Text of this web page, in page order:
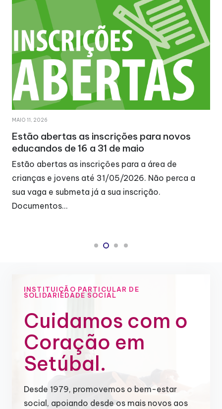
MAIO 11, 2026
Estão abertas as inscrições para novos
educandos de 16 a 31 de maio
Estão abertas as inscrições para a área de
crianças e jovens até 31/05/2026. Não perca a
sua vaga e submeta já a sua inscrição.
Documentos…
INSTITUIÇÃO PARTICULAR DE
SOLIDARIEDADE SOCIAL
Cuidamos com o
Coração em
Setúbal.
Desde 1979, promovemos o bem-estar
social, apoiando desde os mais novos aos